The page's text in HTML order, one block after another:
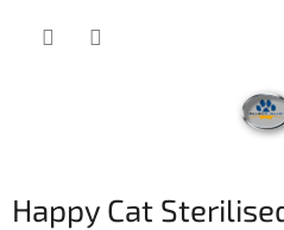
Happy Cat